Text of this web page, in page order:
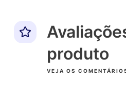
produto
VEJA OS